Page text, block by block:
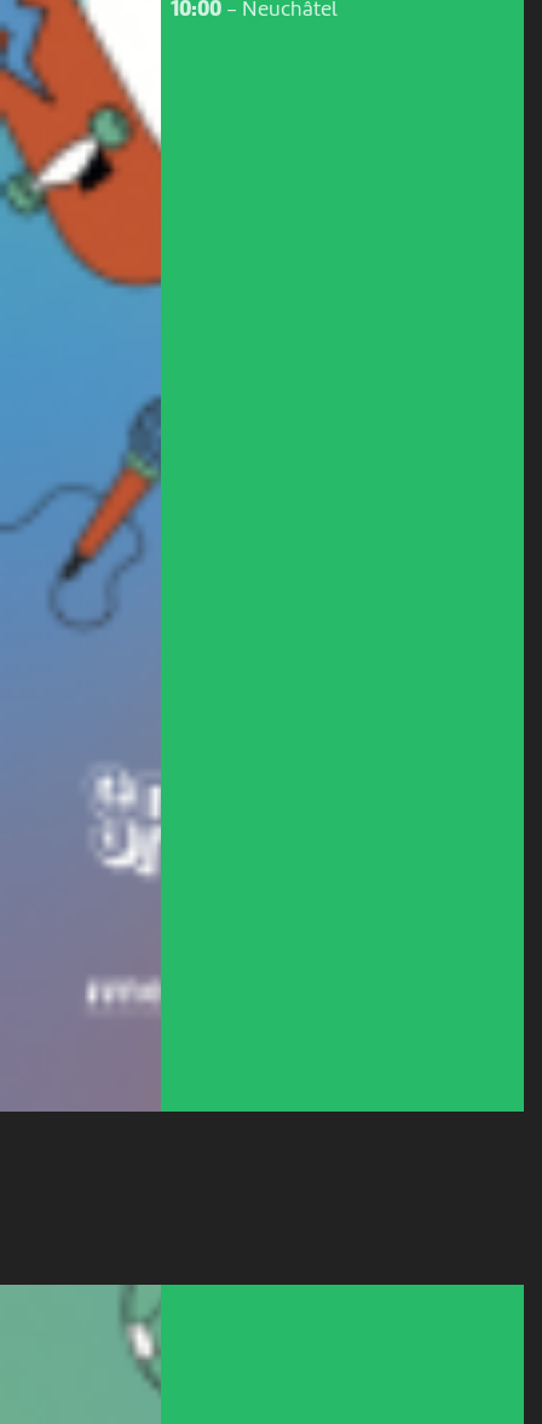
10:00- Neuchâtel